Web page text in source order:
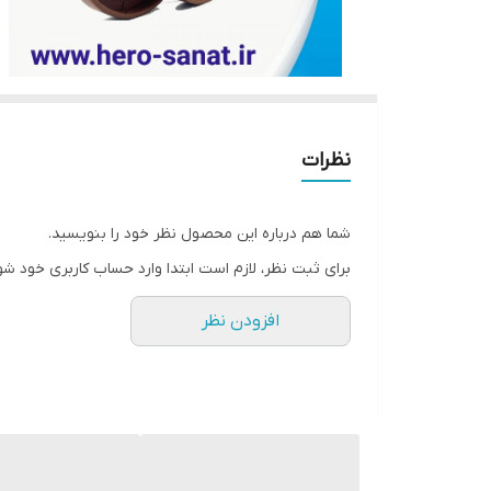
نظرات
شما هم درباره این محصول نظر خود را بنویسید.
برای ثبت نظر، لازم است ابتدا وارد حساب کاربری خود
افزودن نظر